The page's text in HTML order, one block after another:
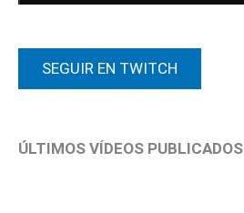
SEGUIR EN TWITCH
ÚLTIMOS VÍDEOS PUBLICADOS